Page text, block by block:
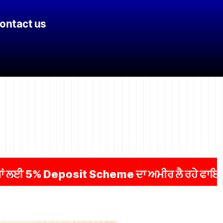
us
Deposit Scheme ਦਾ ਅਮੀਰ ਲੈ ਰਹੇ ਫਾਇਦਾ!